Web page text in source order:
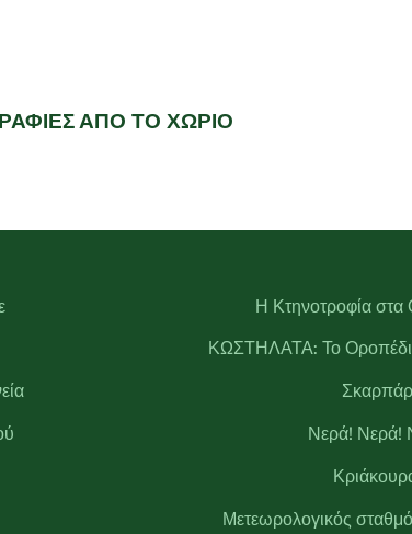
ΑΠΟ ΤΟ ΧΩΡΙΟ
Η Κτηνοτροφία στα
ΚΩΣΤΗΛΑΤΑ: Το
Νερά! Νερά!
Μετεωρολογικός